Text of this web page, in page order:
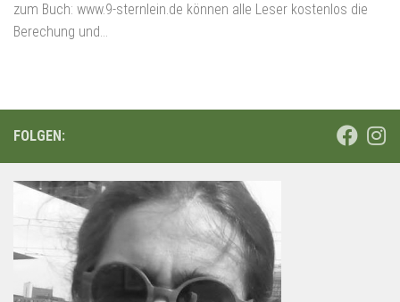
zum Buch: www.9-sternlein.de können alle Leser kostenlos die
Berechung und...
FOLGEN: